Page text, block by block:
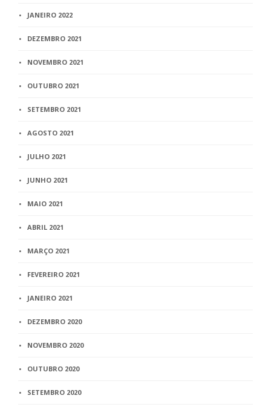
JANEIRO 2022
DEZEMBRO 2021
NOVEMBRO 2021
OUTUBRO 2021
SETEMBRO 2021
AGOSTO 2021
JULHO 2021
JUNHO 2021
MAIO 2021
ABRIL 2021
MARÇO 2021
FEVEREIRO 2021
JANEIRO 2021
DEZEMBRO 2020
NOVEMBRO 2020
OUTUBRO 2020
SETEMBRO 2020